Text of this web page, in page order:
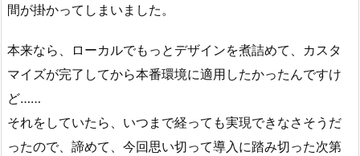
間が掛かってしまいました。
本来なら、ローカルでもっとデザインを煮詰めて、カスタ
マイズが完了してから本番環境に適用したかったんですけ
ど……
それをしていたら、いつまで経っても実現できなさそうだ
ったので、諦めて、今回思い切って導入に踏み切った次第